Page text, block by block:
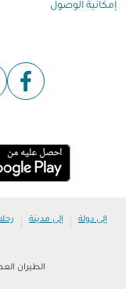
إمكانية الوصول
إلى دولة | إلى مدينة |
الطيران